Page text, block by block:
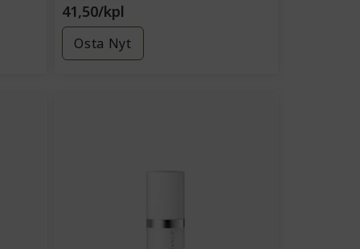
41,50/kpl
Osta Nyt